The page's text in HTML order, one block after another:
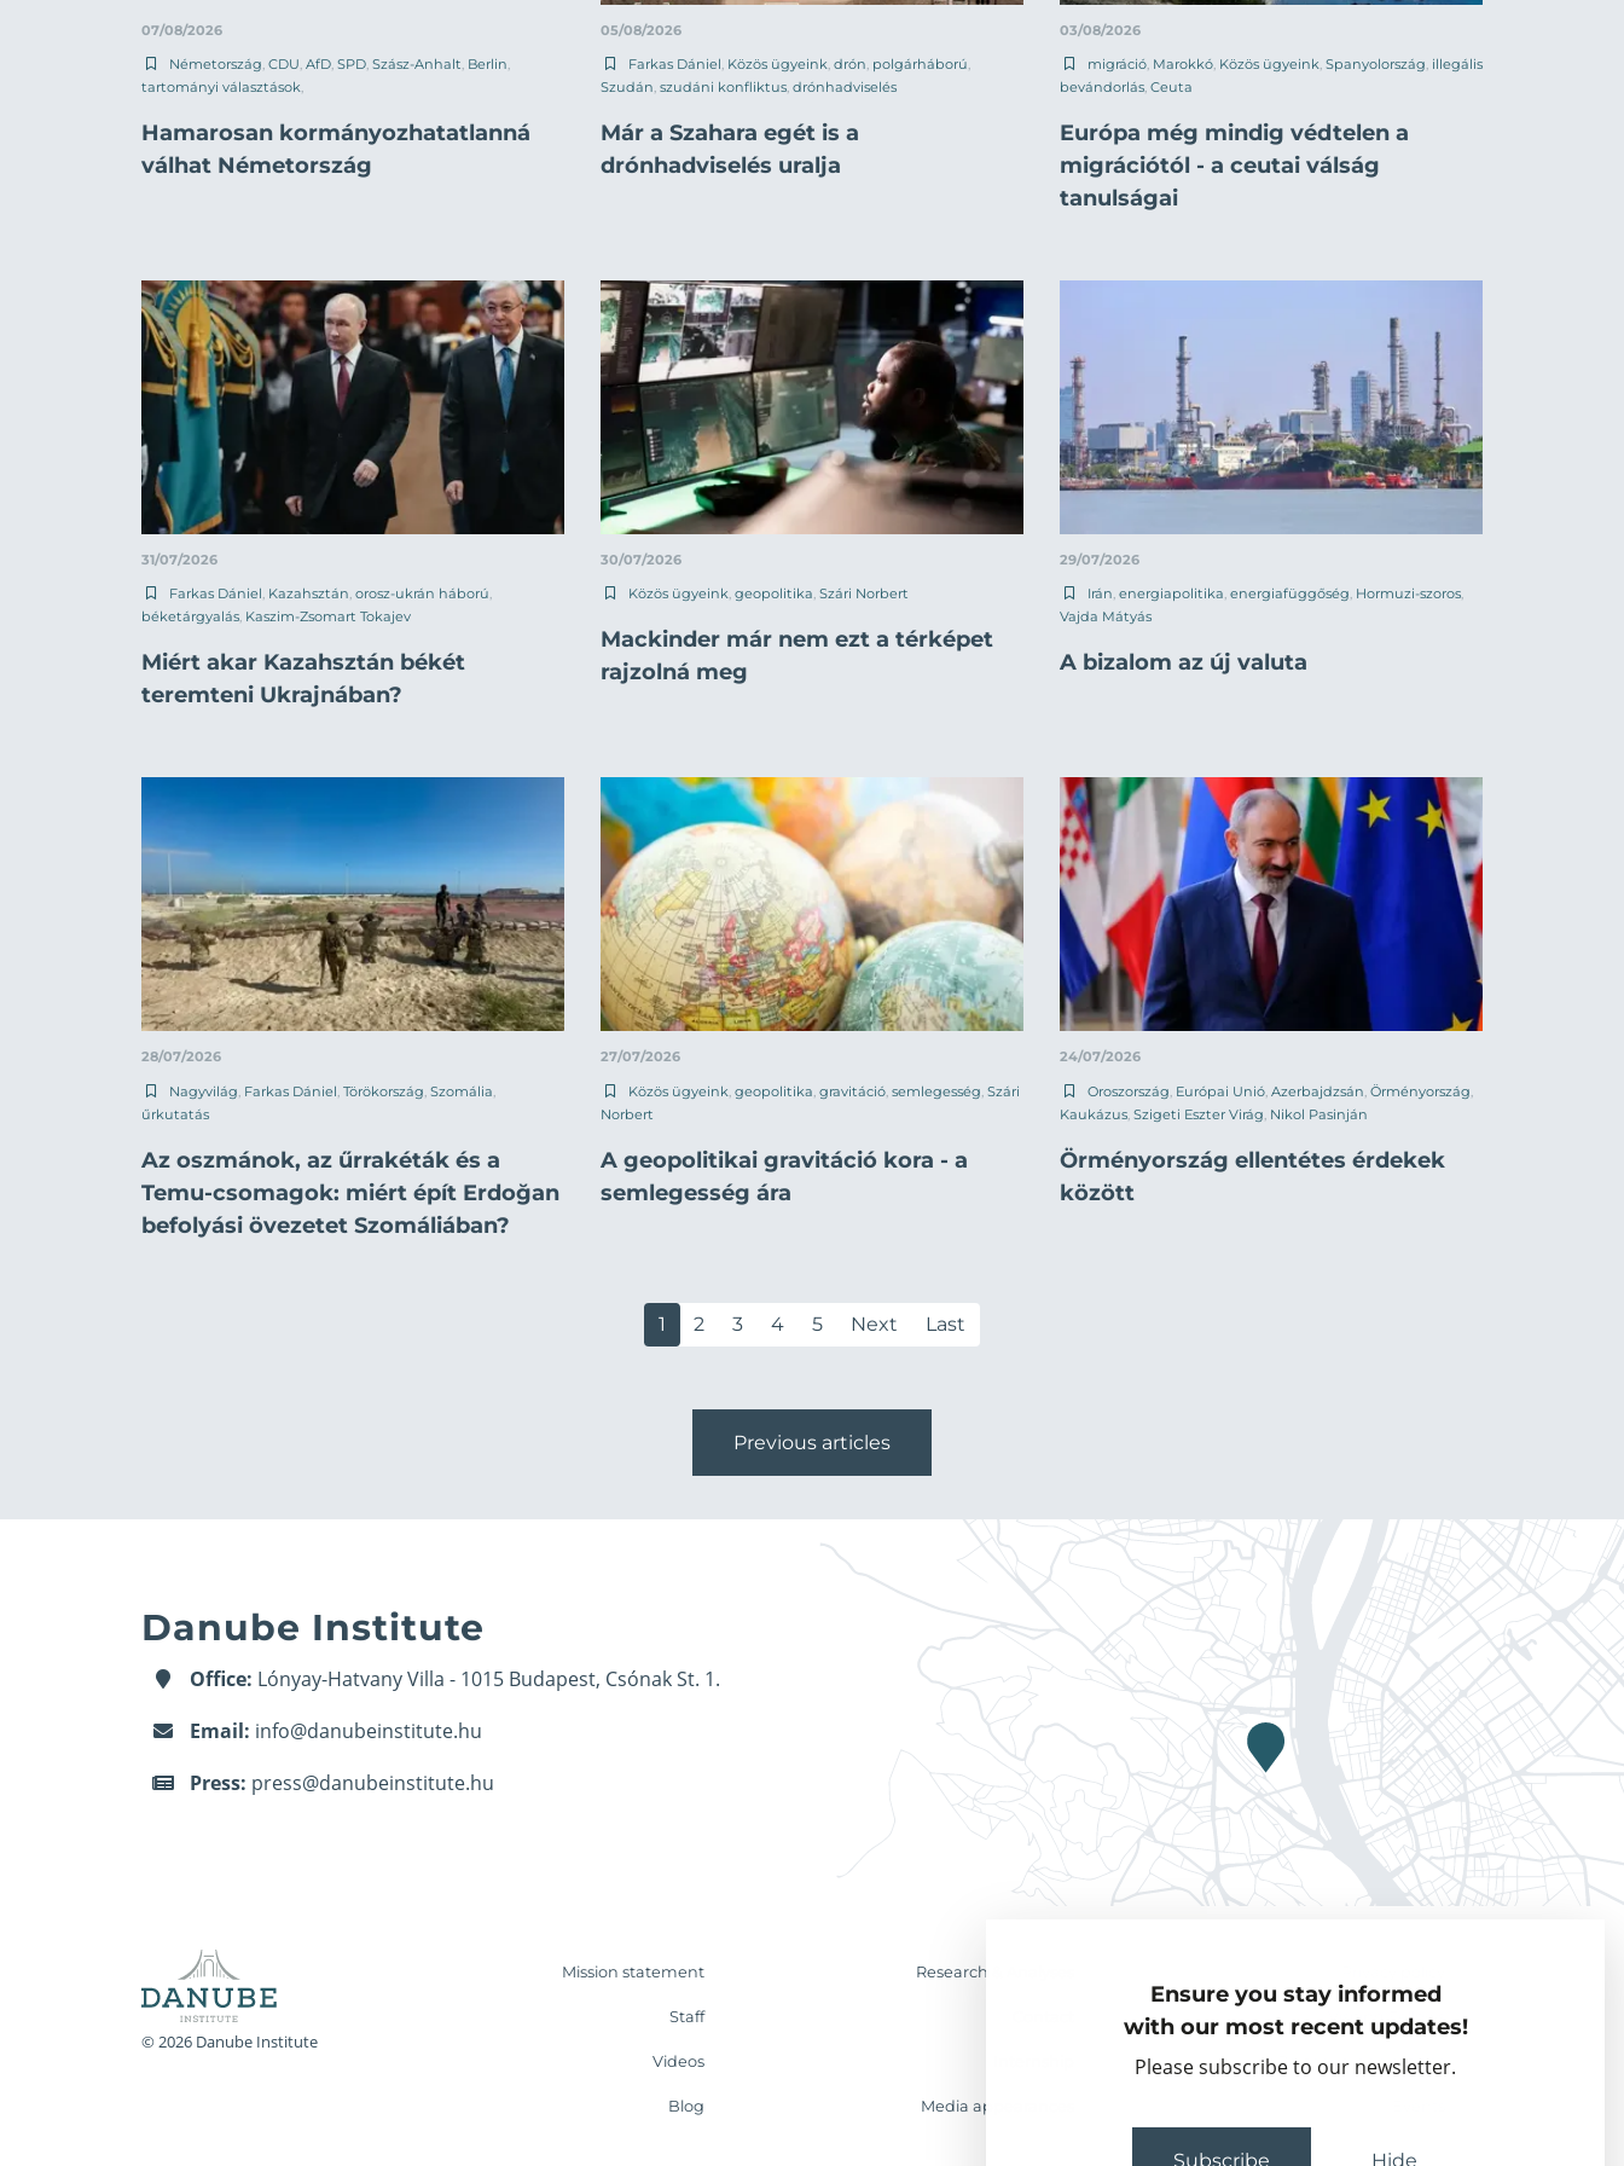
Ensure you stay informed
with our most recent updates!
Please subscribe to our newsletter.
Subscribe Hide
07/08/2026
Németország CDU AfD SPD Szász-Anhalt Berlin
tartományi választások
Hamarosan kormányozhatatlanná
válhat Németország
05/08/2026
Farkas Dániel Közös ügyeink drón polgárháború
Szudán szudáni konfliktus drónhadviselés
Már a Szahara egét is a
drónhadviselés uralja
03/08/2026
migráció Marokkó Közös ügyeink Spanyolország illegális
bevándorlás Ceuta
Európa még mindig védtelen a
migrációtól - a ceutai válság
tanulságai
31/07/2026
Farkas Dániel, Kazahsztán, orosz-ukrán háború,
béketárgyalás, Kaszim-Zsomart Tokajev
Miért akar Kazahsztán békét
teremteni Ukrajnában?
30/07/2026
Közös ügyeink, geopolitika, Szári Norbert
Mackinder már nem ezt a térképet
rajzolná meg
29/07/2026
Irán, energiapolitika, energiafüggőség, Hormuzi-szoros,
Vajda Mátyás
A bizalom az új valuta
28/07/2026
Nagyvilág Farkas Dániel Törökország Szomália
űrkutatás
Az oszmánok, az űrrakéták és a
Temu-csomagok: miért épít Erdoğan
befolyási övezetet Szomáliában?
27/07/2026
Közös ügyeink geopolitika gravitáció semlegesség Szári
Norbert
A geopolitikai gravitáció kora - a
semlegesség ára
24/07/2026
Oroszország Európai Unió Azerbajdzsán Örményország
Kaukázus Szigeti Eszter Virág Nikol Pasinján
Örményország ellentétes érdekek
között
1 2 3 4 5 Next Last
Previous articles
Danube Institute
Office: Lónyay-Hatvany Villa - 1015 Budapest, Csónak St. 1.
Email: info@danubeinstitute.hu
Press: press@danubeinstitute.hu
© 2026 Danube Institute
Mission statement Research & Analyses
Staff Visiting Fellows
Videos Partner organisations
Blog Media appearances